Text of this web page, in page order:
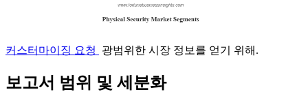
커스터마이징 요청 광범위한 시장 정보를 얻기 위해.
보고서 범위 및 세분화